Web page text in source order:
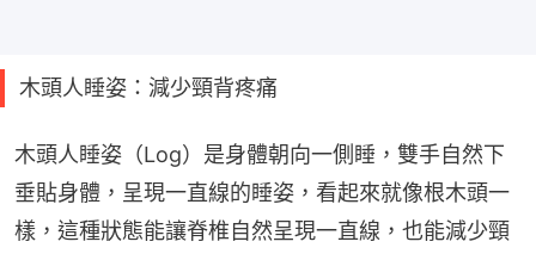
木頭人睡姿：減少頸背疼痛
木頭人睡姿（Log）是身體朝向一側睡，雙手自然下
垂貼身體，呈現一直線的睡姿，看起來就像根木頭一
樣，這種狀態能讓脊椎自然呈現一直線，也能減少頸